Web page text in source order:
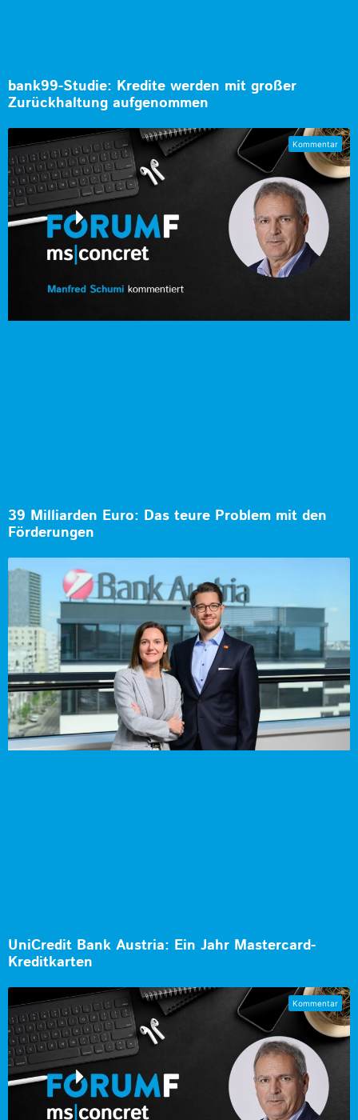
bank99-Studie: Kredite werden mit großer
Zurückhaltung aufgenommen
39 Milliarden Euro: Das teure Problem mit den
Förderungen
UniCredit Bank Austria: Ein Jahr Mastercard-
Kreditkarten